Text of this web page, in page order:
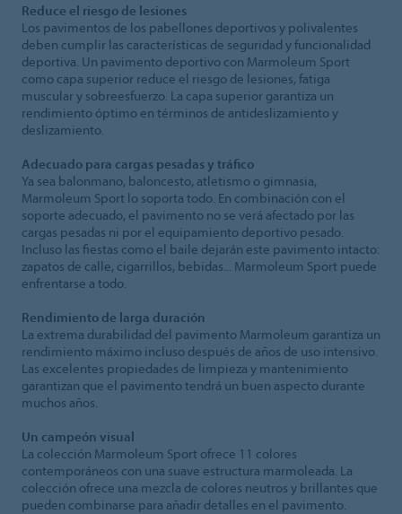
Reduce el riesgo de lesiones
Los pavimentos de los pabellones deportivos y polivalentes
deben cumplir las características de seguridad y funcionalidad
deportiva. Un pavimento deportivo con Marmoleum Sport
como capa superior reduce el riesgo de lesiones, fatiga
muscular y sobreesfuerzo. La capa superior garantiza un
rendimiento óptimo en términos de antideslizamiento y
deslizamiento.
Adecuado para cargas pesadas y tráfico
Ya sea balonmano, baloncesto, atletismo o gimnasia,
Marmoleum Sport lo soporta todo. En combinación con el
soporte adecuado, el pavimento no se verá afectado por las
cargas pesadas ni por el equipamiento deportivo pesado.
Incluso las fiestas como el baile dejarán este pavimento intacto:
zapatos de calle, cigarrillos, bebidas... Marmoleum Sport puede
enfrentarse a todo.
Rendimiento de larga duración
La extrema durabilidad del pavimento Marmoleum garantiza un
rendimiento máximo incluso después de años de uso intensivo.
Las excelentes propiedades de limpieza y mantenimiento
garantizan que el pavimento tendrá un buen aspecto durante
muchos años.
Un campeón visual
La colección Marmoleum Sport ofrece 11 colores
contemporáneos con una suave estructura marmoleada. La
colección ofrece una mezcla de colores neutros y brillantes que
pueden combinarse para añadir detalles en el pavimento.